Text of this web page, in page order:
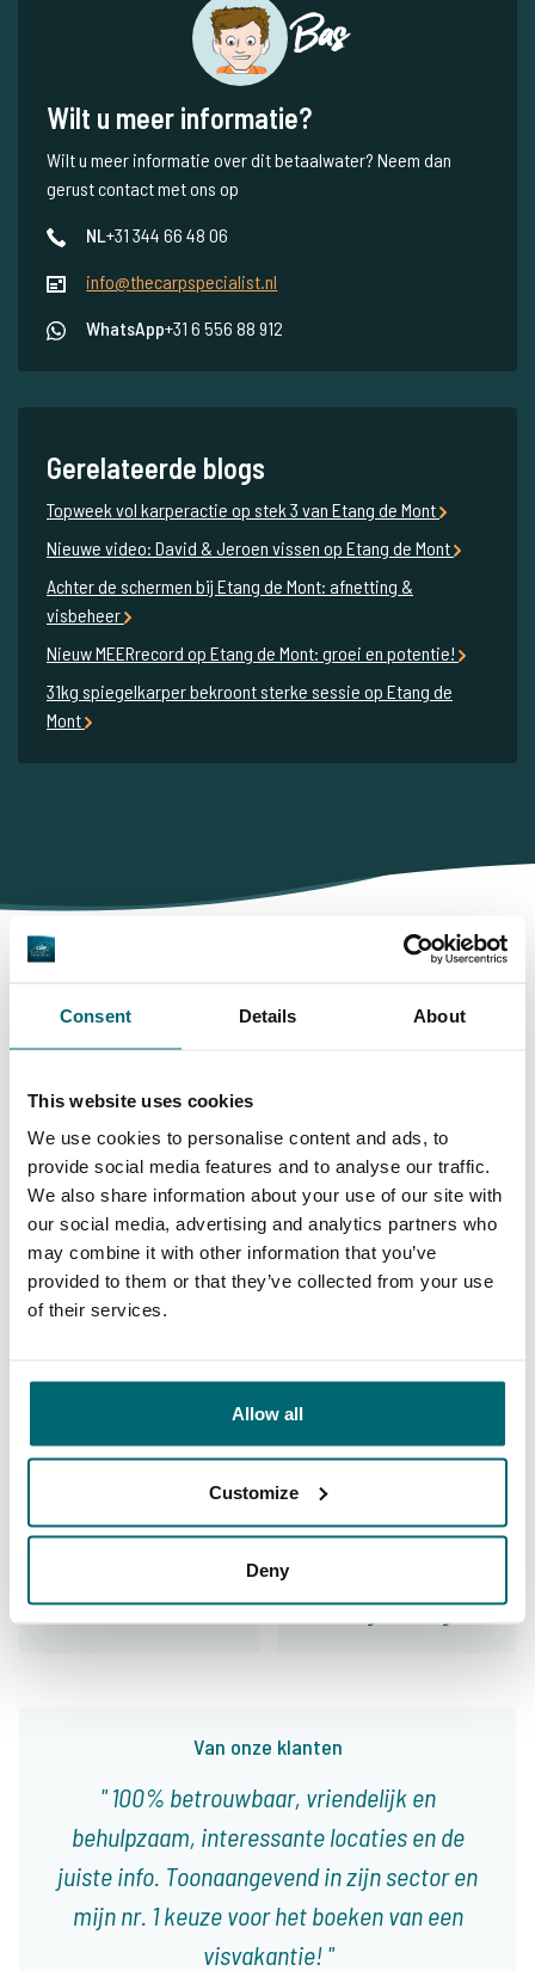
Consent Details About
This website uses cookies
We use cookies to personalise content and ads, to
provide social media features and to analyse our traffic.
We also share information about your use of our site with
our social media, advertising and analytics partners who
may combine it with other information that you’ve
provided to them or that they’ve collected from your use
of their services.
Allow all
Customize
Deny
Bas
Wilt u meer informatie?
Wilt u meer informatie over dit betaalwater? Neem dan
gerust contact met ons op
NL+31 344 66 48 06
info@thecarpspecialist.nl
WhatsApp+31 6 556 88 912
Gerelateerde blogs
Topweek vol karperactie op stek 3 van Etang de Mont
Nieuwe video: David & Jeroen vissen op Etang de Mont
Achter de schermen bij Etang de Mont: afnetting &
visbeheer
Nieuw MEERrecord op Etang de Mont: groei en potentie!
31kg spiegelkarper bekroont sterke sessie op Etang de
Mont
Daarom boekt u bij The Carp
35157 vissers hebben ons al beoordeeld
9,7
Algemeen
9,2
Faciliteiten
Van onze klanten
100% betrouwbaar, vriendelijk en
behulpzaam, interessante locaties en de
juiste info. Toonaangevend in zijn sector en
mijn nr. 1 keuze voor het boeken van een
visvakantie!
9,4
Ons aanbod
9,3
Begeleiding